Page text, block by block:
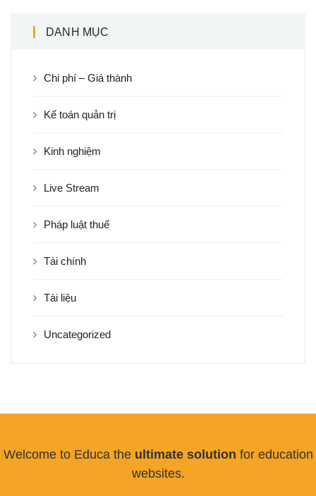
DANH MỤC
Chi phí – Giá thành
Kế toán quản trị
Kinh nghiệm
Live Stream
Pháp luật thuế
Tài chính
Tài liệu
Uncategorized
Welcome to Educa the ultimate solution for education
websites.